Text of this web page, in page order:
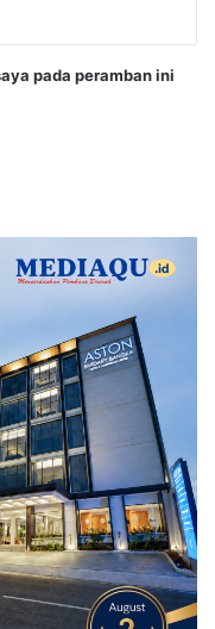
pada peramban ini